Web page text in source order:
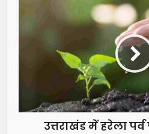
उत्तराखंड में हरेला पर्व